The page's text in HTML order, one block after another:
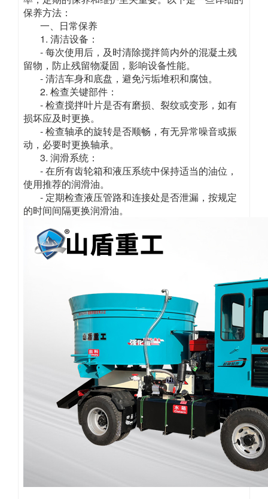
保养方法：
一、日常保养
1. 清洁设备：
- 每次使用后，及时清除搅拌筒内外的混凝土残
留物，防止残留物凝固，影响设备性能。
- 清洁车身和底盘，避免污垢堆积和腐蚀。
2. 检查关键部件：
- 检查搅拌叶片是否有磨损、裂纹或变形，如有
损坏应及时更换。
- 检查轴承的旋转是否顺畅，有无异常噪音或振
动，必要时更换轴承。
3. 润滑系统：
- 在所有齿轮箱和液压系统中保持适当的油位，
使用推荐的润滑油。
- 定期检查液压管路和连接处是否泄漏，按规定
的时间间隔更换润滑油。